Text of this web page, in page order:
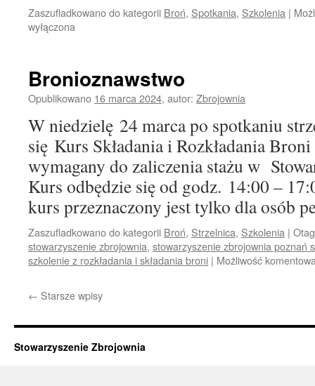
Zaszufladkowano do kategorii Broń, Spotkania, Szkolenia |
wyłączona
Bronioznawstwo
Opublikowano 16 marca 2024, autor: Zbrojownia
W niedzielę 24 marca po spotkaniu
się Kurs Składania i Rozkładania
wymagany do zaliczenia stażu w
Kurs odbędzie się od godz. 14:00 –
kurs przeznaczony jest tylko dla osób
Zaszufladkowano do kategorii Broń, Strzelnica, Szkolenia |
stowarzyszenie zbrojownia, stowarzyszenie zbrojownia poznań
szkolenie z rozkładania i składania broni | Możliwość
← Starsze wpisy
Stowarzyszenie Zbrojownia